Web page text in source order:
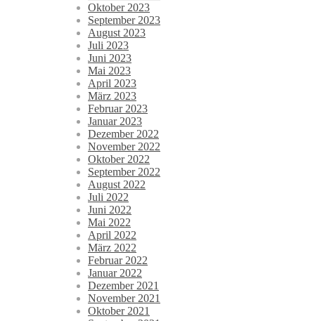
Oktober 2023
September 2023
August 2023
Juli 2023
Juni 2023
Mai 2023
April 2023
März 2023
Februar 2023
Januar 2023
Dezember 2022
November 2022
Oktober 2022
September 2022
August 2022
Juli 2022
Juni 2022
Mai 2022
April 2022
März 2022
Februar 2022
Januar 2022
Dezember 2021
November 2021
Oktober 2021